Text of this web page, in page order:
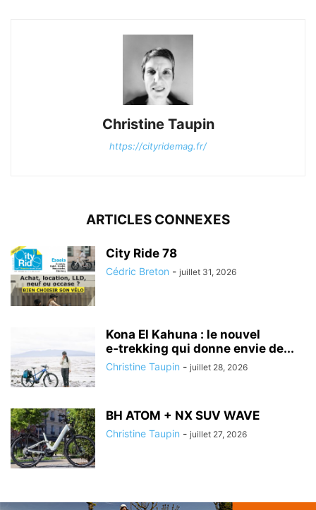
Christine Taupin
https://cityridemag.fr/
ARTICLES CONNEXES
City Ride 78
Cédric Breton - juillet 31, 2026
Kona El Kahuna : le nouvel
e‑trekking qui donne envie de...
Christine Taupin - juillet 28, 2026
BH ATOM + NX SUV WAVE
Christine Taupin - juillet 27, 2026